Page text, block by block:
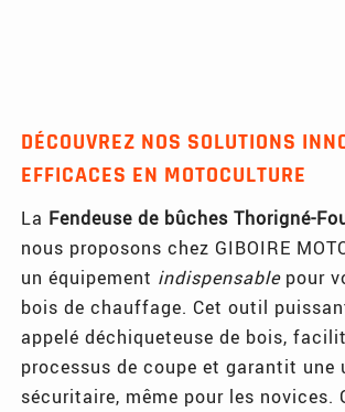
DÉCOUVREZ NOS SOLUTIONS
EFFICACES EN MOTOCULTURE
La Fendeuse de bûches Thorigné-
nous proposons chez GIBOIRE
un équipement indispensablepour
bois de chauffage. Cet outil
appelé déchiqueteuse de bois,
processus de coupe et garantit
sécuritaire, même pour les novices.